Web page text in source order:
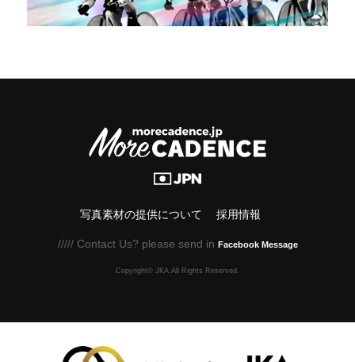
写真素材の提供について 採用情報
///// Contact Us? please send in Facebook Message
Copyright© JKA.All Rights Reserved.